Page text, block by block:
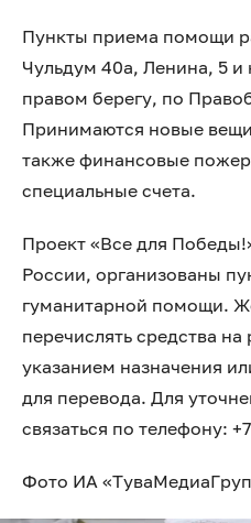
Пункты приема помощи
Чульдум 40а, Ленина, 5 и
правом берегу, по
Принимаются новые
также финансовые
специальные счета.
Проект «Все для
России, организованы
гуманитарной помощи.
перечислять средства
указанием назначения
для перевода. Для
связаться по телефону:
Фото ИА